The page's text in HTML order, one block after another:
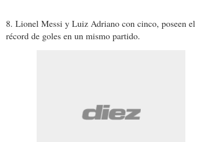
8. Lionel Messi y Luiz Adriano con cinco, poseen el
récord de goles en un mismo partido.